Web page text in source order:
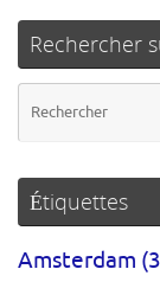
Rechercher
Étiquettes
Amsterdam